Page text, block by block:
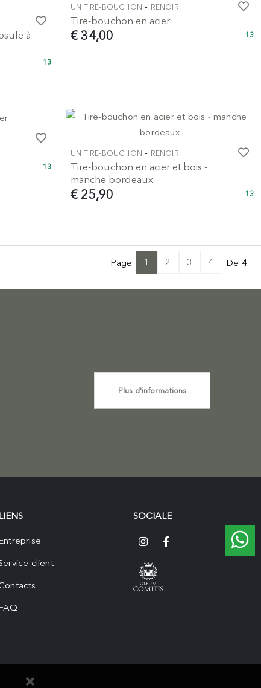
à
13
UN TIRE-BOUCHON - RENOIR
Tire-bouchon en acier
€ 34,00 13
13
UN TIRE-BOUCHON - RENOIR
Tire-bouchon en acier et bois -
manche bordeaux
€ 25,90 13
Page 1 2 3 4 De 4.
Plus d'informations
client
SOCIALE